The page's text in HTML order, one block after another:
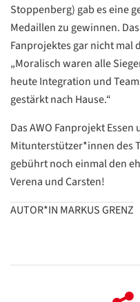
Stoppenberg) gab es eine
Medaillen zu gewinnen.
Fanprojektes gar nicht mal
„Moralisch waren alle
heute Integration und
gestärkt nach Hause.“
Das AWO Fanprojekt
Mitunterstützer*innen des
gebührt noch einmal den
Verena und Carsten!
AUTOR*IN MARKUS GRENZ
Datenschutzerklärung